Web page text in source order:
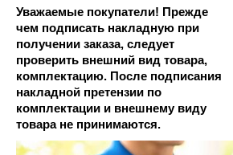
Уважаемые покупатели! Прежде
чем подписать накладную при
получении заказа, следует
проверить внешний вид товара,
комплектацию. После подписания
накладной претензии по
комплектации и внешнему виду
товара не принимаются.